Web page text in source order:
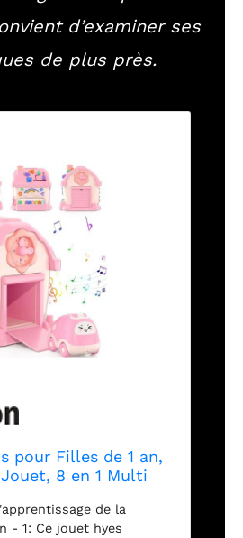
d’examiner ses
de plus près.
pour Filles de 1 an,
8 en 1 Multi
Horloge/téléph
Jouets sensoriel
de la
- 1: Ce jouet hyes